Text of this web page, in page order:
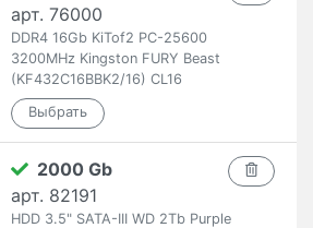
арт. 76000
DDR4 16Gb KiTof2 PC-25600
3200MHz Kingston FURY Beast
(KF432C16BBK2/16) CL16
2000 Gb
арт. 82191
HDD 3.5" SATA-III WD 2Tb Purple